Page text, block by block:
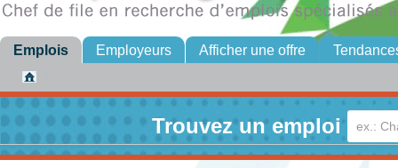
Emplois Employeurs Afficher une offre
Trouvez un emploi